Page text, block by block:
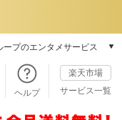
ープのエンタメサービス
/ゲーム/CD/DVD
天ブックス
Kobo
ヘルプ
楽天市場
サービス一覧